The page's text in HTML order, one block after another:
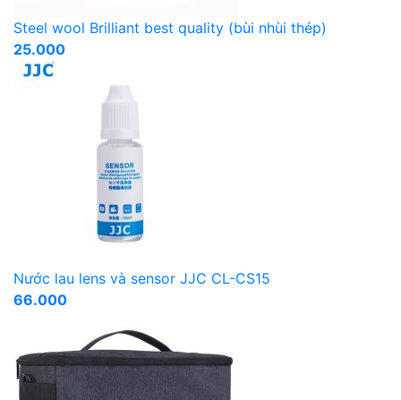
Steel wool Brilliant best quality (bùi nhùi thép)
25.000
Nước lau lens và sensor JJC CL-CS15
66.000